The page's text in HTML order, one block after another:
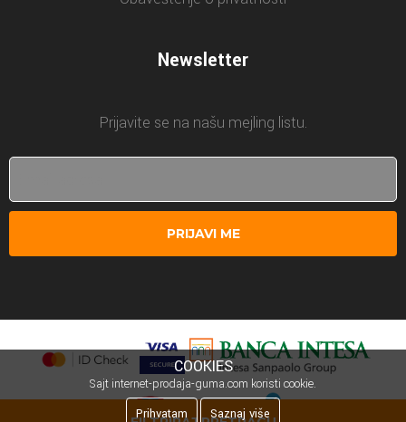
Newsletter
Prijavite se na našu mejling listu.
PRIJAVI ME
COOKIES
Sajt internet-prodaja-guma.com koristi cookie.
Prihvatam
Saznaj više